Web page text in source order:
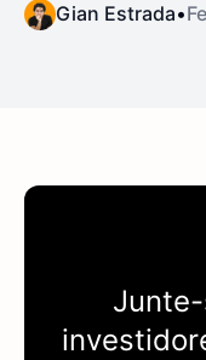
Gian Estrada•